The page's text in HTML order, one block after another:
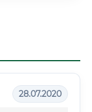
28.07.2020